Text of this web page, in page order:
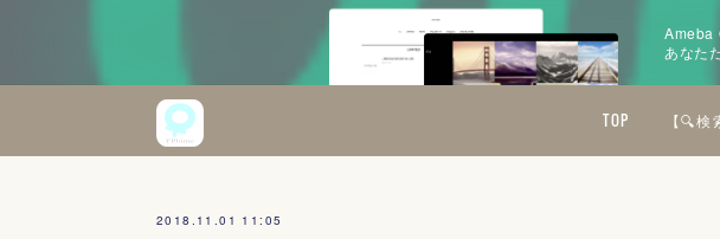
Ameba
あなた
TOP 【🔍検
2018.11.01 11:05